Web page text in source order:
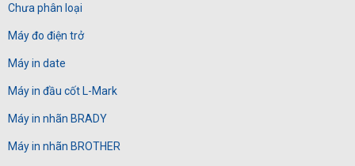
Chưa phân loại
Máy đo điện trở
Máy in date
Máy in đầu cốt L-Mark
Máy in nhãn BRADY
Máy in nhãn BROTHER